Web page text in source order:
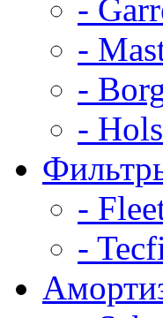
-
-
-
-
-
-